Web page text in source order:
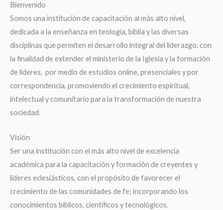
Bienvenido
Somos una institución de capacitación al más alto nivel,
dedicada a la enseñanza en teología, biblia y las diversas
disciplinas que permiten el desarrollo integral del liderazgo, con
la finalidad de extender el ministerio de la Iglesia y la formación
de líderes, por medio de estudios online, presenciales y por
correspondencia, promoviendo el crecimiento espiritual,
intelectual y comunitario para la transformación de nuestra
sociedad.
Visión
Ser una institución con el más alto nivel de excelencia
académica para la capacitación y formación de creyentes y
líderes eclesiásticos, con el propósito de favorecer el
crecimiento de las comunidades de fe; incorporando los
conocimientos bíblicos, científicos y tecnológicos.